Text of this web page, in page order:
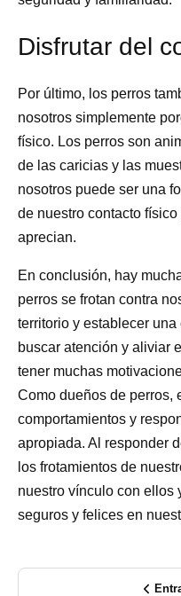
Disfrutar del
Por último, los perros
nosotros simplemente
físico. Los perros son
de las caricias y las
nosotros puede ser una
de nuestro contacto
aprecian.
En conclusión, hay
perros se frotan contra
territorio y establecer
buscar atención y aliviar
tener muchas
Como dueños de perros,
comportamientos y
apropiada. Al responder
los frotamientos de
nuestro vínculo con ellos
seguros y felices en